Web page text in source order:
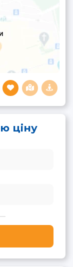
ціну